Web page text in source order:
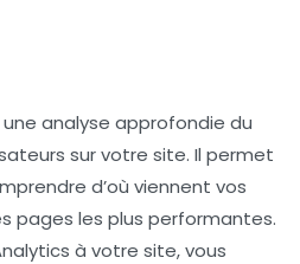
analyse approfondie du
sur votre site. Il permet
d’où viennent vos
pages les plus performantes.
à votre site, vous